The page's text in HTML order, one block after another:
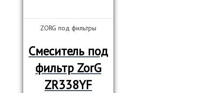
ZORG под фильтры
Смеситель под
фильтр ZorG
ZR338YF